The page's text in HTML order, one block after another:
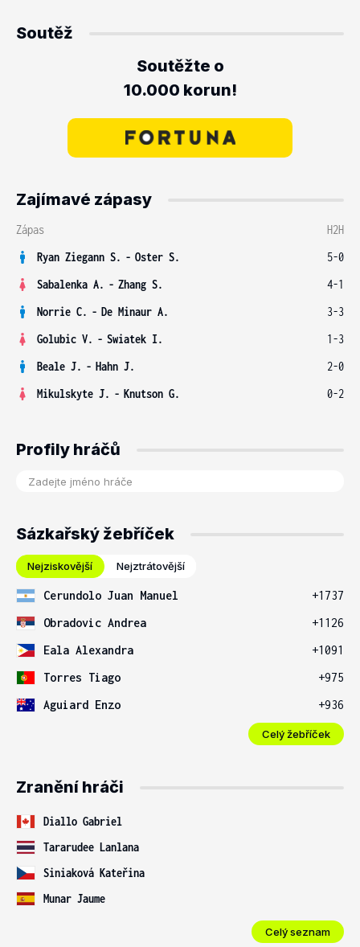
Soutěž
Soutěžte o
10.000 korun!
Zajímavé zápasy
Zápas
H2H
Ryan Ziegann S. - Oster S.
5-0
Sabalenka A. - Zhang S.
4-1
Norrie C. - De Minaur A.
3-3
Golubic V. - Swiatek I.
1-3
Beale J. - Hahn J.
2-0
Mikulskyte J. - Knutson G. 0-2
Profily hráčů
Sázkařský žebříček
Nejziskovější Nejztrátovější
Cerundolo Juan Manuel
+1737
Obradovic Andrea
+1126
Eala Alexandra
+1091
Torres Tiago
+975
Aguiard Enzo
+936
Celý žebříček
Zranění hráči
Diallo Gabriel
Tararudee Lanlana
Siniaková Kateřina
Munar Jaume
Celý seznam